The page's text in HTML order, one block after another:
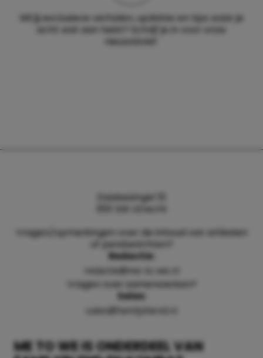
Wil jij exclusieve verhalen, updates en tips waar je
echt wat aan hebt? Schrijf je in voor onze
nieuwsbrief.
ME TO WE IS ONDERDEEL VAN
Daalsesingel 51
3511 SW Utrecht
Vragen/opmerkingen over de inhoud van artikelen
of persberichten?
Redactie:
redactie@me-to-we.nl
Vragen over samenwerken?
Sales:
sales@familyblend.nl